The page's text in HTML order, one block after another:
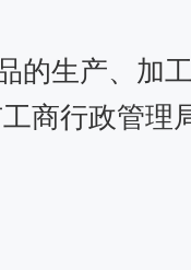
的生产、加
商行政管理